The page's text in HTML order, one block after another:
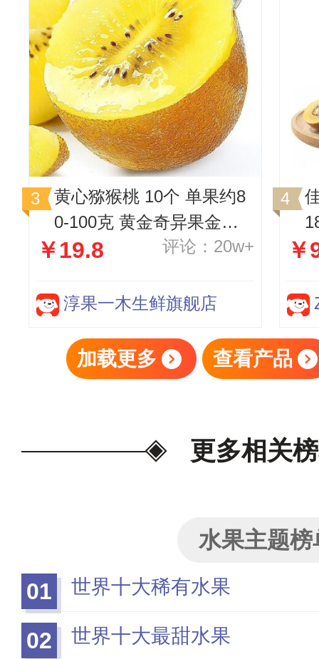
黄心猕猴桃 10个 单果约8
0-100克 黄金奇异果金果
新鲜水果 奇异果 猕猴桃
￥19.8 评论：20w+
淳果一木生鲜旗舰店
￥
加载更多 查看产品
更多相关
水果主题榜
01
世界十大稀有水果
02 世界十大最甜水果